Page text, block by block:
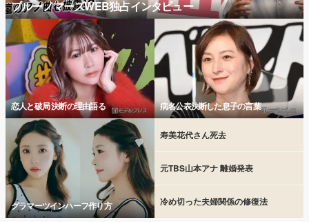
ブルーノマーズWEB独占インタビュー
恋人と破局 決断の理由語る 病名公表決断した息子の言葉
グラマーツインハーフ作り方
寿美花代さん死去
元TBS山本アナ 離婚発表
冷め切った夫婦関係の修復法